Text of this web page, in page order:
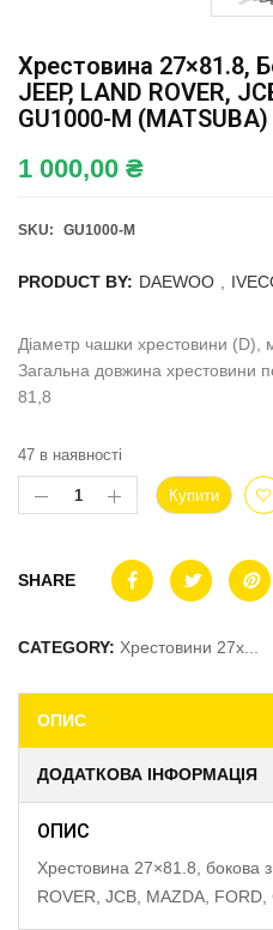
Хрестовина 27×81.8,
JEEP, LAND ROVER,
GU1000-M (MATSUBA)
1 000,00 ₴
SKU: GU1000-M
PRODUCT BY: DAEWOO
Діаметр чашки хрестовини (D),
Загальна довжина хрестовини
81,8
47 в наявності
Купити
SHARE
CATEGORY: Хрестовини 27x...
ОПИС
ДОДАТКОВА ІНФОРМАЦІЯ
ОПИС
Хрестовина 27×81.8, бокова
ROVER, JCB, MAZDA,